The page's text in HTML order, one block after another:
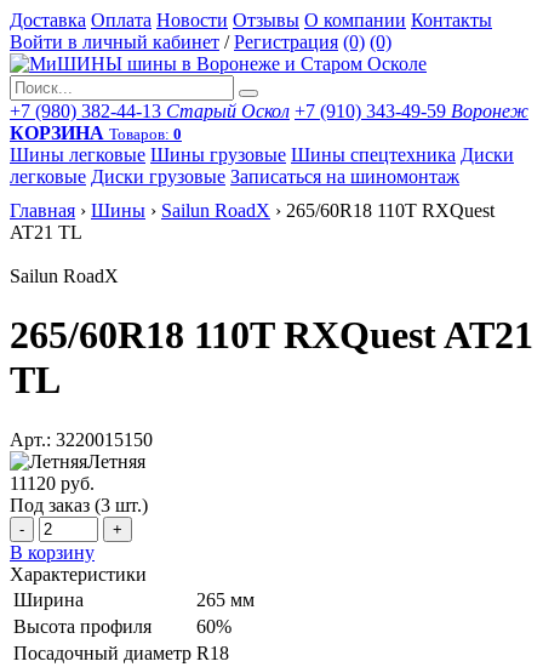
Доставка Оплата Новости Отзывы О компании Контакты
Войти в личный кабинет / Регистрация (0) (0)
+7 (980) 382-44-13 Старый Оскол +7 (910) 343-49-59 Воронеж
КОРЗИНА Товаров: 0
Шины легковые Шины грузовые Шины спецтехника Диски
легковые Диски грузовые Записаться на шиномонтаж
Главная › Шины › Sailun RoadX › 265/60R18 110T RXQuest
AT21 TL
Sailun RoadX
265/60R18 110T RXQuest AT21
TL
Арт.: 3220015150
Летняя
11120 руб.
Под заказ (3 шт.)
- +
В корзину
Характеристики
Ширина
265 мм
Высота профиля
60%
Посадочный диаметр R18